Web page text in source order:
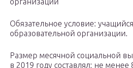
Обязательное условие:
образовательной организации.
Размер месячной социальной
в 2019 году составлял: не менее